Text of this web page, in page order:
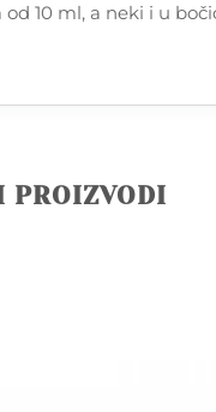
od 10 ml, a neki i u
PROIZVODI